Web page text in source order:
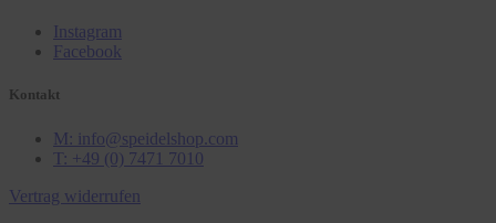
Instagram
Facebook
Kontakt
M: info@speidelshop.com
T: +49 (0) 7471 7010
Vertrag widerrufen